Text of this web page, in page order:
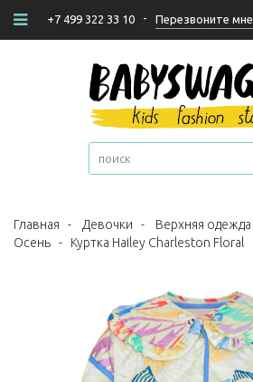
+7 499 322 33 10 - Перезвоните мне
Главная - Девочки - Верхняя одежда
Осень - Куртка Hailey Charleston Floral